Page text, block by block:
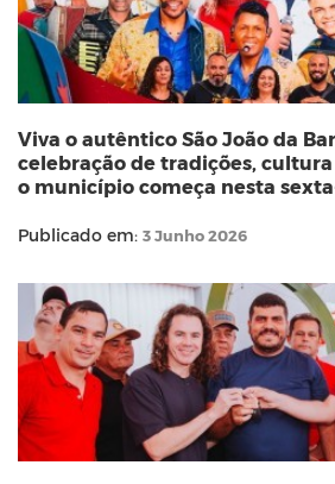
Viva o autêntico São João da
celebração de tradições,
o município começa nesta
Publicado em: 3 Junho 2026